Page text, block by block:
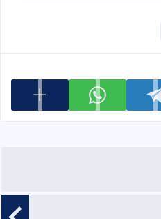
شارك على telegram شارك على whatsapp عرض